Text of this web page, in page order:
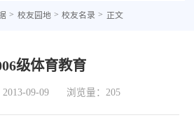
> 校友园地 > 校友名录 > 正文
级体育教育
09-09 浏览量： 205